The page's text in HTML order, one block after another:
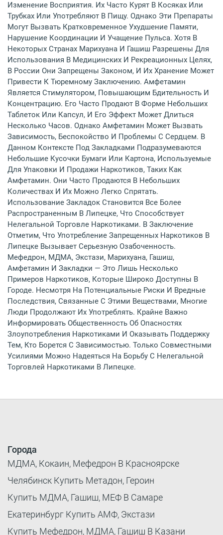
Изменение Восприятия. Их Часто Курят В Косяках Или
Трубках Или Употребляют В Пищу. Однако Эти Препараты
Могут Вызвать Кратковременное Ухудшение Памяти,
Нарушение Координации И Учащение Пульса. Хотя В
Некоторых Странах Марихуана И Гашиш Разрешены Для
Использования В Медицинских И Рекреационных Целях,
В России Они Запрещены Законом, И Их Хранение Может
Привести К Тюремному Заключению. Амфетамин
Является Стимулятором, Повышающим Бдительность И
Концентрацию. Его Часто Продают В Форме Небольших
Таблеток Или Капсул, И Его Эффект Может Длиться
Несколько Часов. Однако Амфетамин Может Вызвать
Зависимость, Беспокойство И Проблемы С Сердцем. В
Данном Контексте Под Закладками Подразумеваются
Небольшие Кусочки Бумаги Или Картона, Используемые
Для Упаковки И Продажи Наркотиков, Таких Как
Амфетамин. Они Часто Продаются В Небольших
Количествах И Их Можно Легко Спрятать.
Использование Закладок Становится Все Более
Распространенным В Липецке, Что Способствует
Нелегальной Торговле Наркотиками. В Заключение
Отметим, Что Употребление Запрещенных Наркотиков В
Липецке Вызывает Серьезную Озабоченность.
Мефедрон, МДМА, Экстази, Марихуана, Гашиш,
Амфетамин И Закладки — Это Лишь Несколько
Примеров Наркотиков, Которые Широко Доступны В
Городе. Несмотря На Потенциальные Риски И Вредные
Последствия, Связанные С Этими Веществами, Многие
Люди Продолжают Их Употреблять. Крайне Важно
Информировать Общественность Об Опасностях
Злоупотребления Наркотиками И Оказывать Поддержку
Тем, Кто Борется С Зависимостью. Только Совместными
Усилиями Можно Надеяться На Борьбу С Нелегальной
Торговлей Наркотиками В Липецке.
Города
МДМА, Кокаин, Мефедрон В Красноярске
Челябинск Купить Метадон, Героин
Купить МДМА, Гашиш, МЕФ В Самаре
Екатеринбург Купить АМФ, Экстази
Купить Мефедрон, МДМА, Гашиш В Казани